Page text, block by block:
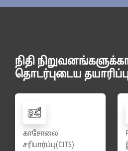
நிதி
தொடர்புடைய
காசோலை
சரிபார்ப்பு(CITS)